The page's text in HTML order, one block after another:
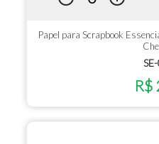
Papel para Scrapbook
R$